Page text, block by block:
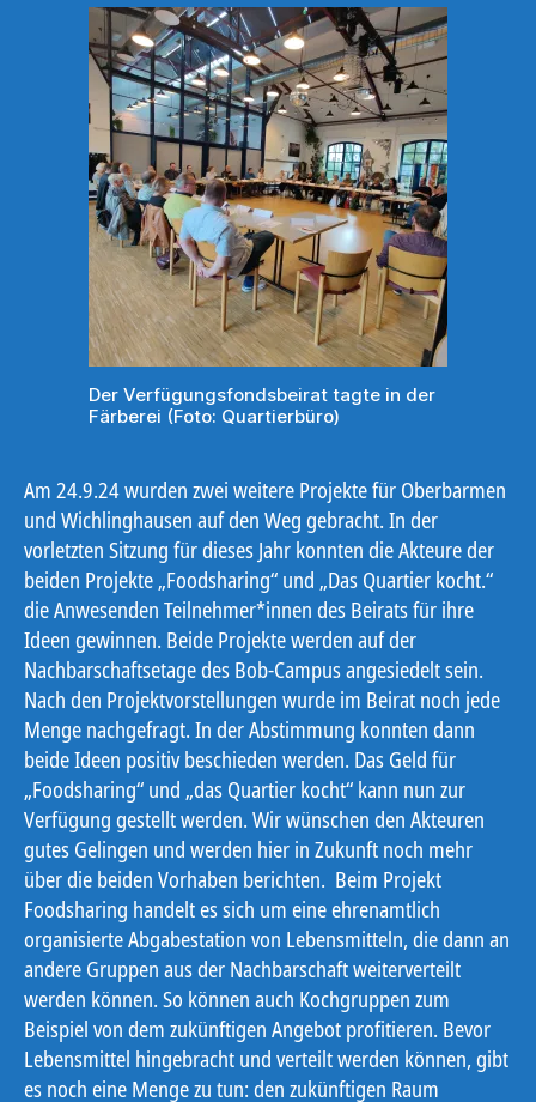
Der Verfügungsfondsbeirat tagte in der
Färberei (Foto: Quartierbüro)
Am 24.9.24 wurden zwei weitere Projekte für Oberbarmen
und Wichlinghausen auf den Weg gebracht. In der
vorletzten Sitzung für dieses Jahr konnten die Akteure der
beiden Projekte „Foodsharing“ und „Das Quartier kocht.“
die Anwesenden Teilnehmer*innen des Beirats für ihre
Ideen gewinnen. Beide Projekte werden auf der
Nachbarschaftsetage des Bob-Campus angesiedelt sein.
Nach den Projektvorstellungen wurde im Beirat noch jede
Menge nachgefragt. In der Abstimmung konnten dann
beide Ideen positiv beschieden werden. Das Geld für
„Foodsharing“ und „das Quartier kocht“ kann nun zur
Verfügung gestellt werden. Wir wünschen den Akteuren
gutes Gelingen und werden hier in Zukunft noch mehr
über die beiden Vorhaben berichten. Beim Projekt
Foodsharing handelt es sich um eine ehrenamtlich
organisierte Abgabestation von Lebensmitteln, die dann an
andere Gruppen aus der Nachbarschaft weiterverteilt
werden können. So können auch Kochgruppen zum
Beispiel von dem zukünftigen Angebot profitieren. Bevor
Lebensmittel hingebracht und verteilt werden können, gibt
es noch eine Menge zu tun: den zukünftigen Raum